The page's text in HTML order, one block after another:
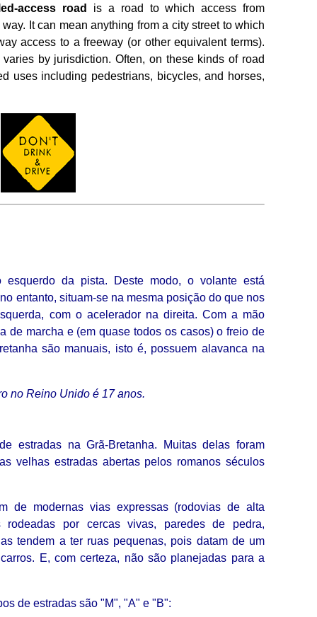
access road
is a road to which access from
It can mean anything from a city street to which
access to a freeway (or other equivalent terms).
by jurisdiction. Often, on these kinds of road
uses including pedestrians, bicycles, and horses,
esquerdo da pista. Deste modo, o volante está
entanto, situam-se na mesma posição do que nos
com o acelerador na direita. Com a mão
de marcha e (em quase todos os casos) o freio de
são manuais, isto é, possuem alavanca na
no Reino Unido é 17 anos.
estradas na Grã-Bretanha. Muitas delas foram
velhas estradas abertas pelos romanos séculos
de modernas vias expressas (rodovias de alta
rodeadas por cercas vivas, paredes de pedra,
tendem a ter ruas pequenas, pois datam de um
E, com certeza, não são planejadas para a
de estradas são "M", "A" e "B":